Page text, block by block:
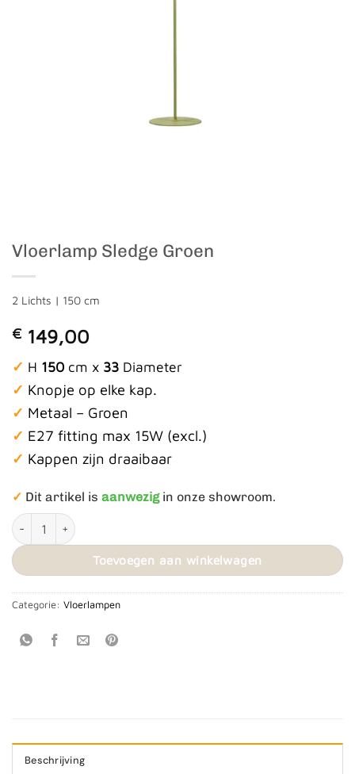
Vloerlamp Sledge Groen
2 Lichts | 150 cm
€ 149,00
✓ H 150 cm x 33 Diameter
✓ Knopje op elke kap.
✓ Metaal – Groen
✓ E27 fitting max 15W (excl.)
✓ Kappen zijn draaibaar
✓ Dit artikel is aanwezigin onze showroom.
Vloerlamp Sledge Groen aantal
Toevoegen aan winkelwagen
Categorie: Vloerlampen
Beschrijving